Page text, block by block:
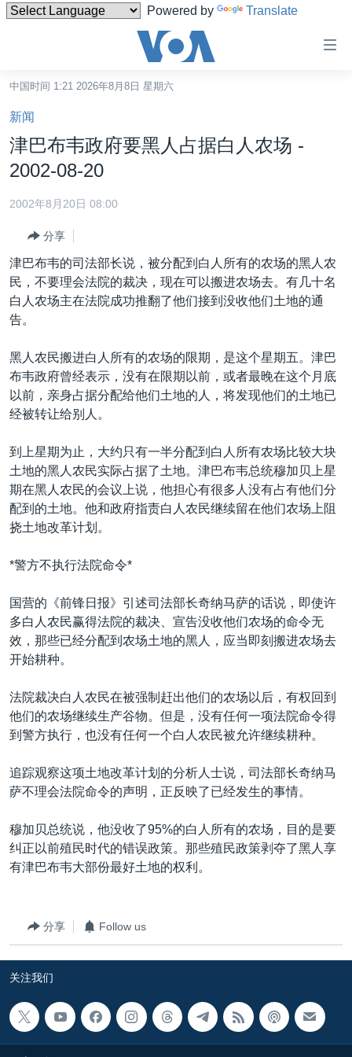
Powered by Translate
碍
链
接
跳
转
内
转
到
导
航
转
到
检
索
国际
最新国际新闻
印太
中东
欧洲
非洲
美洲
全球议题
分类新闻
经济·金融·贸易
人权·法律·宗教
科教·文娱·体健
军事
劳工
环境
美中关系
热点专题
白宫要闻
国会报道
美中关系
美国建国250周年
埃博拉疫情
美国之音专访
重要讲话与声明
台海两岸关系
关注西藏
关注新疆
GEN Z 看美国
VOA视频
VOA今日焦点
中文广播
关注我们
其他语言网站
中国时间 1:21 2026年8月8日 星期六
新闻
津巴布韦政府要黑人占据白人农场 -
2002-08-20
2002年8月20日 08:00
分享
津巴布韦的司法部长说，被分配到白人所有的农场的黑人农
民，不要理会法院的裁决，现在可以搬进农场去。有几十名
白人农场主在法院成功推翻了他们接到没收他们土地的通
告。
黑人农民搬进白人所有的农场的限期，是这个星期五。津巴
布韦政府曾经表示，没有在限期以前，或者最晚在这个月底
以前，亲身占据分配给他们土地的人，将发现他们的土地已
经被转让给别人。
到上星期为止，大约只有一半分配到白人所有农场比较大块
土地的黑人农民实际占据了土地。津巴布韦总统穆加贝上星
期在黑人农民的会议上说，他担心有很多人没有占有他们分
配到的土地。他和政府指责白人农民继续留在他们农场上阻
挠土地改革计划。
*警方不执行法院命令*
国营的《前锋日报》引述司法部长奇纳马萨的话说，即使许
多白人农民赢得法院的裁决、宣告没收他们农场的命令无
效，那些已经分配到农场土地的黑人，应当即刻搬进农场去
开始耕种。
法院裁决白人农民在被强制赶出他们的农场以后，有权回到
他们的农场继续生产谷物。但是，没有任何一项法院命令得
到警方执行，也没有任何一个白人农民被允许继续耕种。
追踪观察这项土地改革计划的分析人士说，司法部长奇纳马
萨不理会法院命令的声明，正反映了已经发生的事情。
穆加贝总统说，他没收了95%的白人所有的农场，目的是要
纠正以前殖民时代的错误政策。那些殖民政策剥夺了黑人享
有津巴布韦大部份最好土地的权利。
分享 Follow us
关注我们